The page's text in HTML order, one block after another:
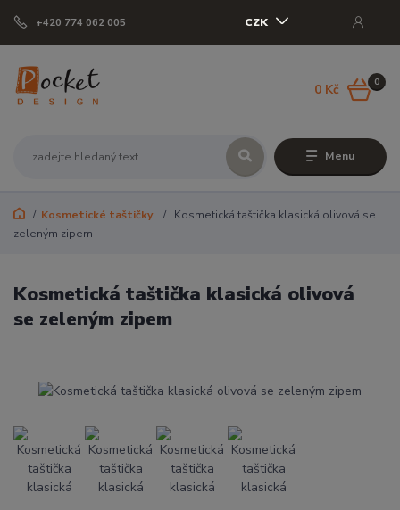
Menu
CZK
+420 774 062 005
0
0 Kč
Kosmetické taštičky
Kosmetická taštička klasická olivová se
zeleným zipem
Kosmetická taštička klasická olivová
se zeleným zipem